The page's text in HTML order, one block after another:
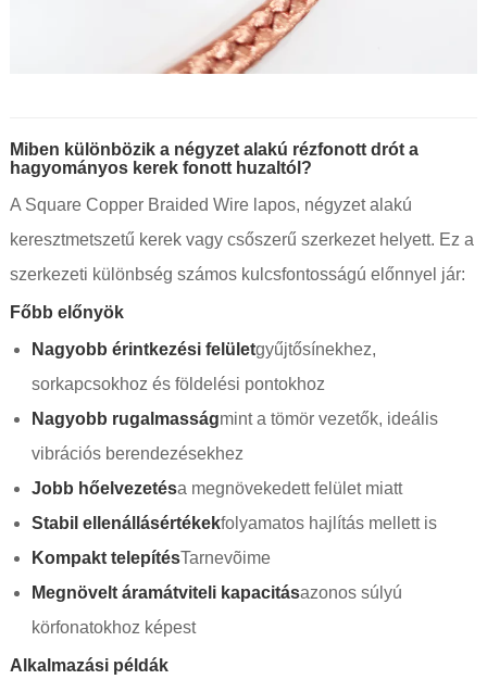
Miben különbözik a négyzet alakú rézfonott drót a
hagyományos kerek fonott huzaltól?
A Square Copper Braided Wire lapos, négyzet alakú
keresztmetszetű kerek vagy csőszerű szerkezet helyett. Ez a
szerkezeti különbség számos kulcsfontosságú előnnyel jár:
Főbb előnyök
Nagyobb érintkezési felületgyűjtősínekhez,
sorkapcsokhoz és földelési pontokhoz
Nagyobb rugalmasságmint a tömör vezetők, ideális
vibrációs berendezésekhez
Jobb hőelvezetésa megnövekedett felület miatt
Stabil ellenállásértékekfolyamatos hajlítás mellett is
Kompakt telepítésTarnevõime
Megnövelt áramátviteli kapacitásazonos súlyú
körfonatokhoz képest
Alkalmazási példák